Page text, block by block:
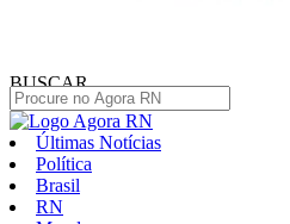
BUSCAR
Últimas Notícias
Política
Brasil
RN